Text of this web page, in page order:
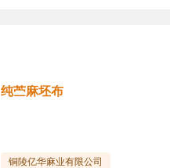
纯苎麻坯布
铜陵亿华麻业有限公司